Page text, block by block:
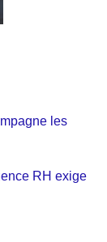
les
RH exige